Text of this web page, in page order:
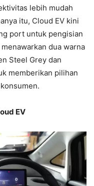
lebih mudah
itu, Cloud EV kini
port untuk pengisian
dua warna
Steel Grey dan
memberikan pilihan
EV